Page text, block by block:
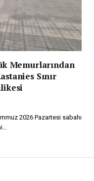
Memurlarından
Sınır
2026 Pazartesi sabahı